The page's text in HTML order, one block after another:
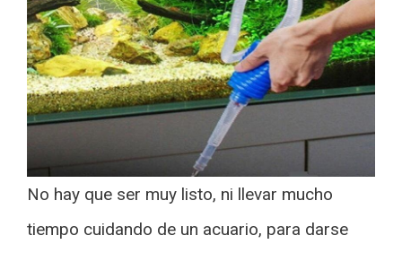
No hay que ser muy listo, ni llevar mucho
tiempo cuidando de un acuario, para darse